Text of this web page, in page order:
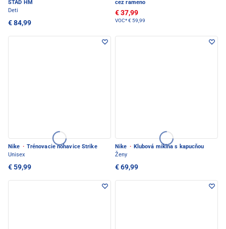
STAD HM
Deti
€ 84,99
cez rameno
€ 37,99
VOC*€ 59,99
Nike · Trénovacie nohavice Strike
Unisex
€ 59,99
Nike · Klubová mikina s kapucňou
Ženy
€ 69,99